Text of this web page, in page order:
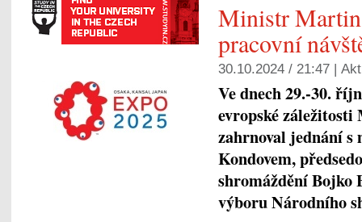
Ministr
pracovní
30.10.2024 / 21:47 |
Ve dnech 29.-30.
evropské
zahrnoval jednání
Kondovem,
shromáždění Bojko
výboru Národního